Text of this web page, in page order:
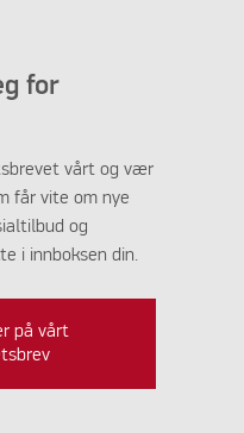
for
vårt og vær
får vite om nye
og
i innboksen din.
på vårt